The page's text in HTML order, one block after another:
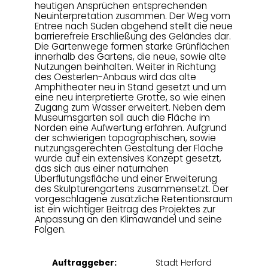
heutigen Ansprüchen entsprechenden
Neuinterpretation zusammen. Der Weg vom
Entree nach Süden abgehend stellt die neue
barrierefreie Erschließung des Geländes dar.
Die Gartenwege formen starke Grünflächen
innerhalb des Gartens, die neue, sowie alte
Nutzungen beinhalten. Weiter in Richtung
des Oesterlen-Anbaus wird das alte
Amphitheater neu in Stand gesetzt und um
eine neu interpretierte Grotte, so wie einen
Zugang zum Wasser erweitert. Neben dem
Museumsgarten soll auch die Fläche im
Norden eine Aufwertung erfahren. Aufgrund
der schwierigen topographischen, sowie
nutzungsgerechten Gestaltung der Fläche
wurde auf ein extensives Konzept gesetzt,
das sich aus einer naturnahen
Überflutungsfläche und einer Erweiterung
des Skulpturengartens zusammensetzt. Der
vorgeschlagene zusätzliche Retentionsraum
ist ein wichtiger Beitrag des Projektes zur
Anpassung an den Klimawandel und seine
Folgen.
Auftraggeber: Stadt Herford